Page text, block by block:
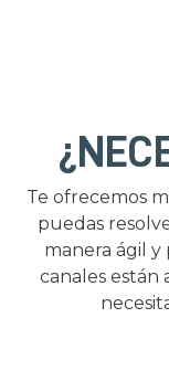
Te ofrecemos
puedas
manera ágil y
canales están